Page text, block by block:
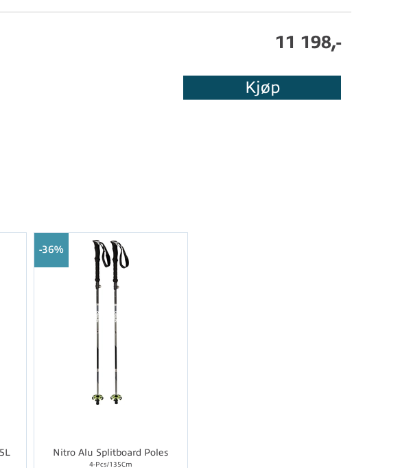
11 198,-
Kjøp
36%
Nitro Alu Splitboard Poles
4-Pcs/135Cm